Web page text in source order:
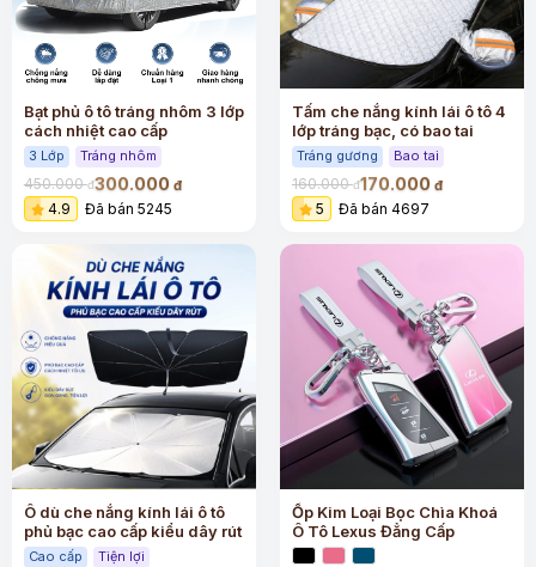
Bạt phủ ô tô tráng nhôm 3 lớp
cách nhiệt cao cấp
3 Lớp Tráng nhôm
450.000đ300.000 đ
4.9 Đã bán 5245
Tấm che nắng kính lái ô tô 4
lớp tráng bạc, có bao tai
Tráng gương Bao tai
160.000đ170.000 đ
5 Đã bán 4697
Ô dù che nắng kính lái ô tô
phủ bạc cao cấp kiểu dây rút
Cao cấp Tiện lợi
Ốp Kim Loại Bọc Chìa Khoá
Ô Tô Lexus Đẳng Cấp